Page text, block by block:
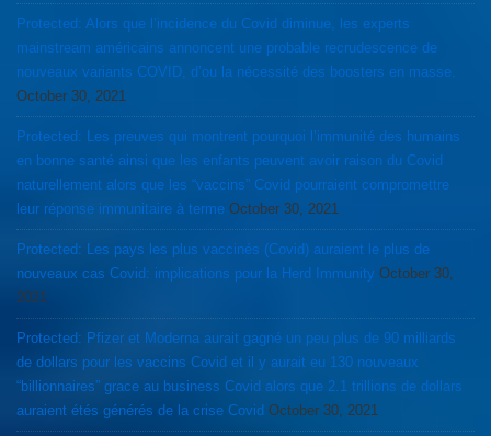
Protected: Alors que l’incidence du Covid diminue, les experts
mainstream américains annoncent une probable recrudescence de
nouveaux variants COVID, d’ou la nécessité des boosters en masse.
October 30, 2021
Protected: Les preuves qui montrent pourquoi l’immunité des humains
en bonne santé ainsi que les enfants peuvent avoir raison du Covid
naturellement alors que les “vaccins” Covid pourraient compromettre
leur réponse immunitaire à terme October 30, 2021
Protected: Les pays les plus vaccinés (Covid) auraient le plus de
nouveaux cas Covid: implications pour la Herd Immunity October 30,
2021
Protected: Pfizer et Moderna aurait gagné un peu plus de 90 milliards
de dollars pour les vaccins Covid et il y aurait eu 130 nouveaux
“billionnaires” grace au business Covid alors que 2.1 trillions de dollars
auraient étés générés de la crise Covid October 30, 2021